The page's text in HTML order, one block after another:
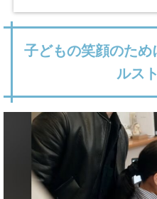
子どもの笑顔のた
ルス